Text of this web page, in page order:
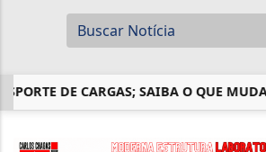
DE CARGAS; SAIBA O QUE MUDA